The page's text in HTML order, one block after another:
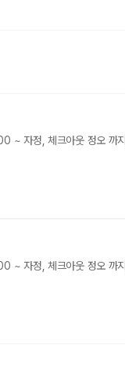
~ 자정, 체크아웃 정오 까지
~ 자정, 체크아웃 정오 까지